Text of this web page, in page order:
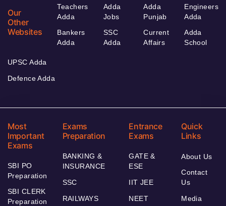
Our
Other
Websites
Teachers
Adda
Bankers
Adda
Adda
Jobs
SSC
Adda
Adda
Punjab
Current
Affairs
Engineers
Adda
Adda
School
UPSC Adda
Defence Adda
Most
Important
Exams
SBI PO
Preparation
SBI CLERK
Preparation
Exams
Preparation
BANKING &
INSURANCE
SSC
RAILWAYS
Entrance
Exams
GATE &
ESE
IIT JEE
NEET
Quick
Links
About Us
Contact
Us
Media